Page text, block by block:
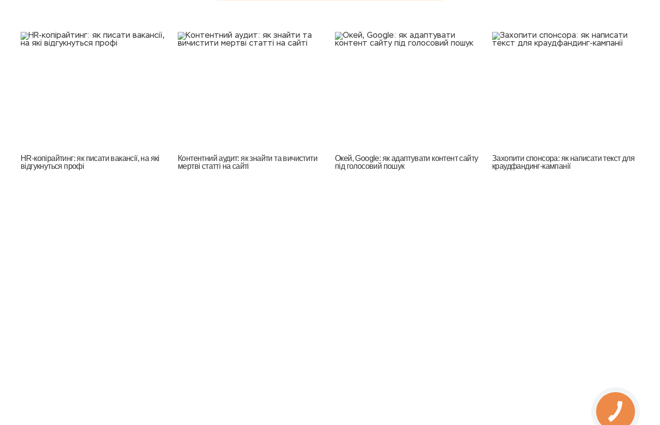
HR-копірайтинг: як писати вакансії, на які
відгукнуться профі
Контентний аудит: як знайти та вичистити
мертві статті на сайті
Окей, Google: як адаптувати контент сайту
під голосовий пошук
Захопити спонсора: як написати текст для
краудфандинг-кампанії